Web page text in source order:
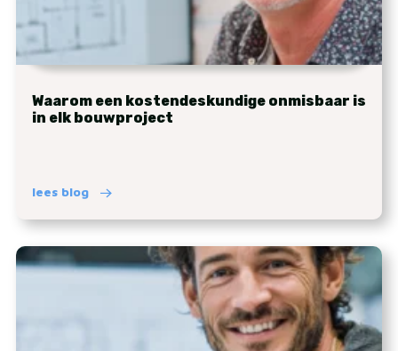
Waarom een kostendeskundige onmisbaar is
in elk bouwproject
lees blog